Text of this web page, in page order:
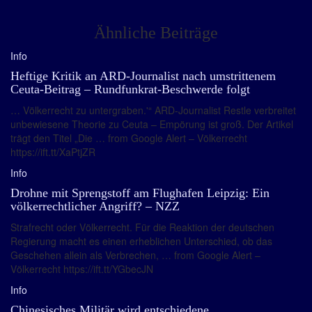
Ähnliche Beiträge
Info
Heftige Kritik an ARD-Journalist nach umstrittenem
Ceuta-Beitrag – Rundfunkrat-Beschwerde folgt
… Völkerrecht zu untergraben.'“ ARD-Journalist Restle verbreitet
unbewiesene Theorie zu Ceuta – Empörung ist groß. Der Artikel
trägt den Titel „Die … from Google Alert – Völkerrecht
https://ift.tt/XaPtjZR
Info
Drohne mit Sprengstoff am Flughafen Leipzig: Ein
völkerrechtlicher Angriff? – NZZ
Strafrecht oder Völkerrecht. Für die Reaktion der deutschen
Regierung macht es einen erheblichen Unterschied, ob das
Geschehen allein als Verbrechen, … from Google Alert –
Völkerrecht https://ift.tt/YGbecJN
Info